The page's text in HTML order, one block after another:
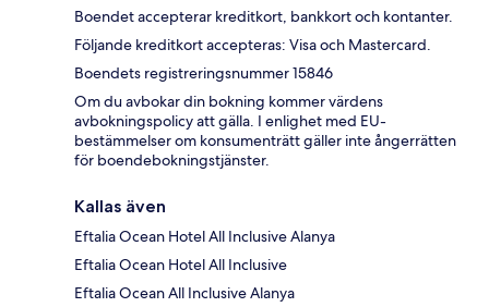
Boendet accepterar kreditkort, bankkort och kontanter.
Följande kreditkort accepteras: Visa och Mastercard.
Boendets registreringsnummer 15846
Om du avbokar din bokning kommer värdens
avbokningspolicy att gälla. I enlighet med EU-
bestämmelser om konsumenträtt gäller inte ångerrätten
för boendebokningstjänster.
Kallas även
Eftalia Ocean Hotel All Inclusive Alanya
Eftalia Ocean Hotel All Inclusive
Eftalia Ocean All Inclusive Alanya